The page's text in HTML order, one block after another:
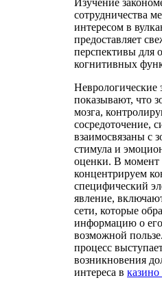
Изучение
сотрудничества
интересом в
предоставляет
перспективы для
когнитивных
Неврологические
показывают, что
мозга,
сосредоточение,
взаимосвязаны с
стимула и
оценки. В момент
концентрируем
специфический
явление,
сети, которые
информацию о
возможной
процесс
возникновения
интереса в казино